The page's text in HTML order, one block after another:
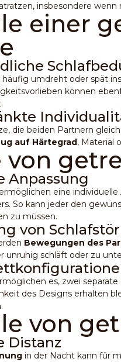
insbesondere wenn
einer
umdreht oder spät
können
die beiden Partnern
auf Härtegrad, Material
von
Anpassung
eine
So kann jeder den
zu müssen.
von
Bewegungen des
unruhig schläft oder zu
es, zwei
des Designs erhalten
von
Distanz
in der Nacht kann für